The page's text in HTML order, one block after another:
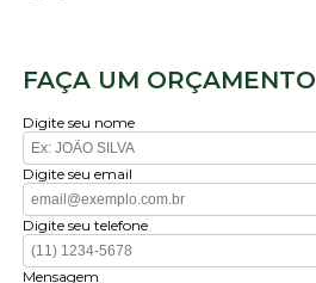
FAÇA UM ORÇAMENTO
Digite seu nome
Digite seu email
Digite seu telefone
Mensagem